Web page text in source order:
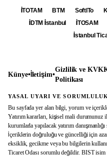
İTOTAM BTM SoftITo
İDTM İstanbul
İTOSAM
İstanbul
Künye•İletişim•
Gizlilik ve
Politikası
YASAL UYARI VE
Bu sayfada yer alan bilgi, yorum ve
Yatırım kararları, kişisel mali
kurumlarla yapılacak yatırım
İçeriklerin doğruluğu ve güncelliği için
eksiklik, gecikme veya bu bilgilerin
Ticaret Odası sorumlu değildir. BIST